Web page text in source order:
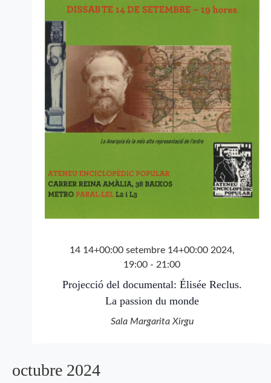
14 14+00:00 setembre 14+00:00 2024,
19:00 - 21:00
Projecció del documental: Élisée Reclus.
La passion du monde
Sala Margarita Xirgu
octubre 2024